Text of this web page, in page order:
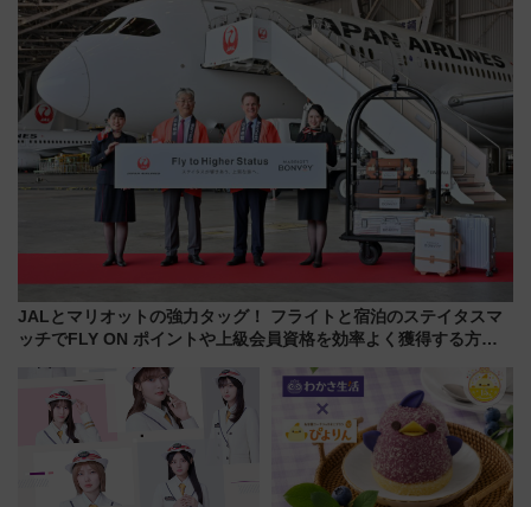
府･柳川の旅！YouTubeが公開
に
たまご」新グルメ続々登場！
【2026年8月】
JALとマリオットの強力タッグ！ フライトと宿泊のステイタスマ
ッチでFLY ON ポイントや上級会員資格を効率よく獲得する方法